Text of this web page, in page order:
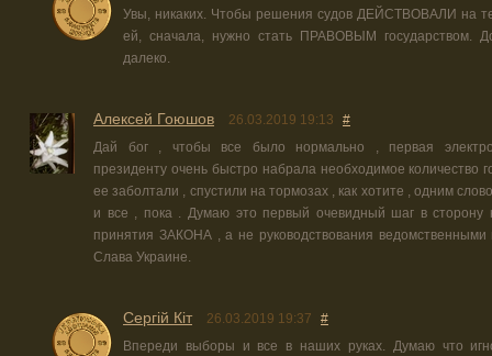
Увы, никаких. Чтобы решения судов ДЕЙСТВОВАЛИ на
ей, сначала, нужно стать ПРАВОВЫМ государством.
далеко.
Алексей Гоюшов 26.03.2019 19:13
#
Дай бог , чтобы все было нормально , первая
президенту очень быстро набрала необходимое количество
ее заболтали , спустили на тормозах , как хотите , одним
и все , пока . Думаю это первый очевидный шаг в сторону
принятия ЗАКОНА , а не руководствования ведомственными
Слава Украине.
Сергій Кіт 26.03.2019 19:37
#
Впереди выборы и все в наших руках. Думаю что